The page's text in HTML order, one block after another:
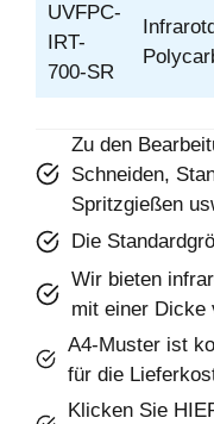
UVFPC-
IRT-
700-SR
Zu den
Schneiden,
Spritzgießen
Die
Wir bieten
mit einer Dicke
A4-Muster ist
für die
Klicken Sie